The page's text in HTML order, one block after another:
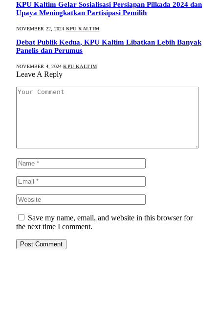
KPU Kaltim Gelar Sosialisasi Persiapan Pilkada 2024 dan
Upaya Meningkatkan Partisipasi Pemilih
NOVEMBER 22, 2024 KPU KALTIM
Debat Publik Kedua, KPU Kaltim Libatkan Lebih Banyak
Panelis dan Perumus
NOVEMBER 4, 2024 KPU KALTIM
Leave A Reply
Save my name, email, and website in this browser for
the next time I comment.